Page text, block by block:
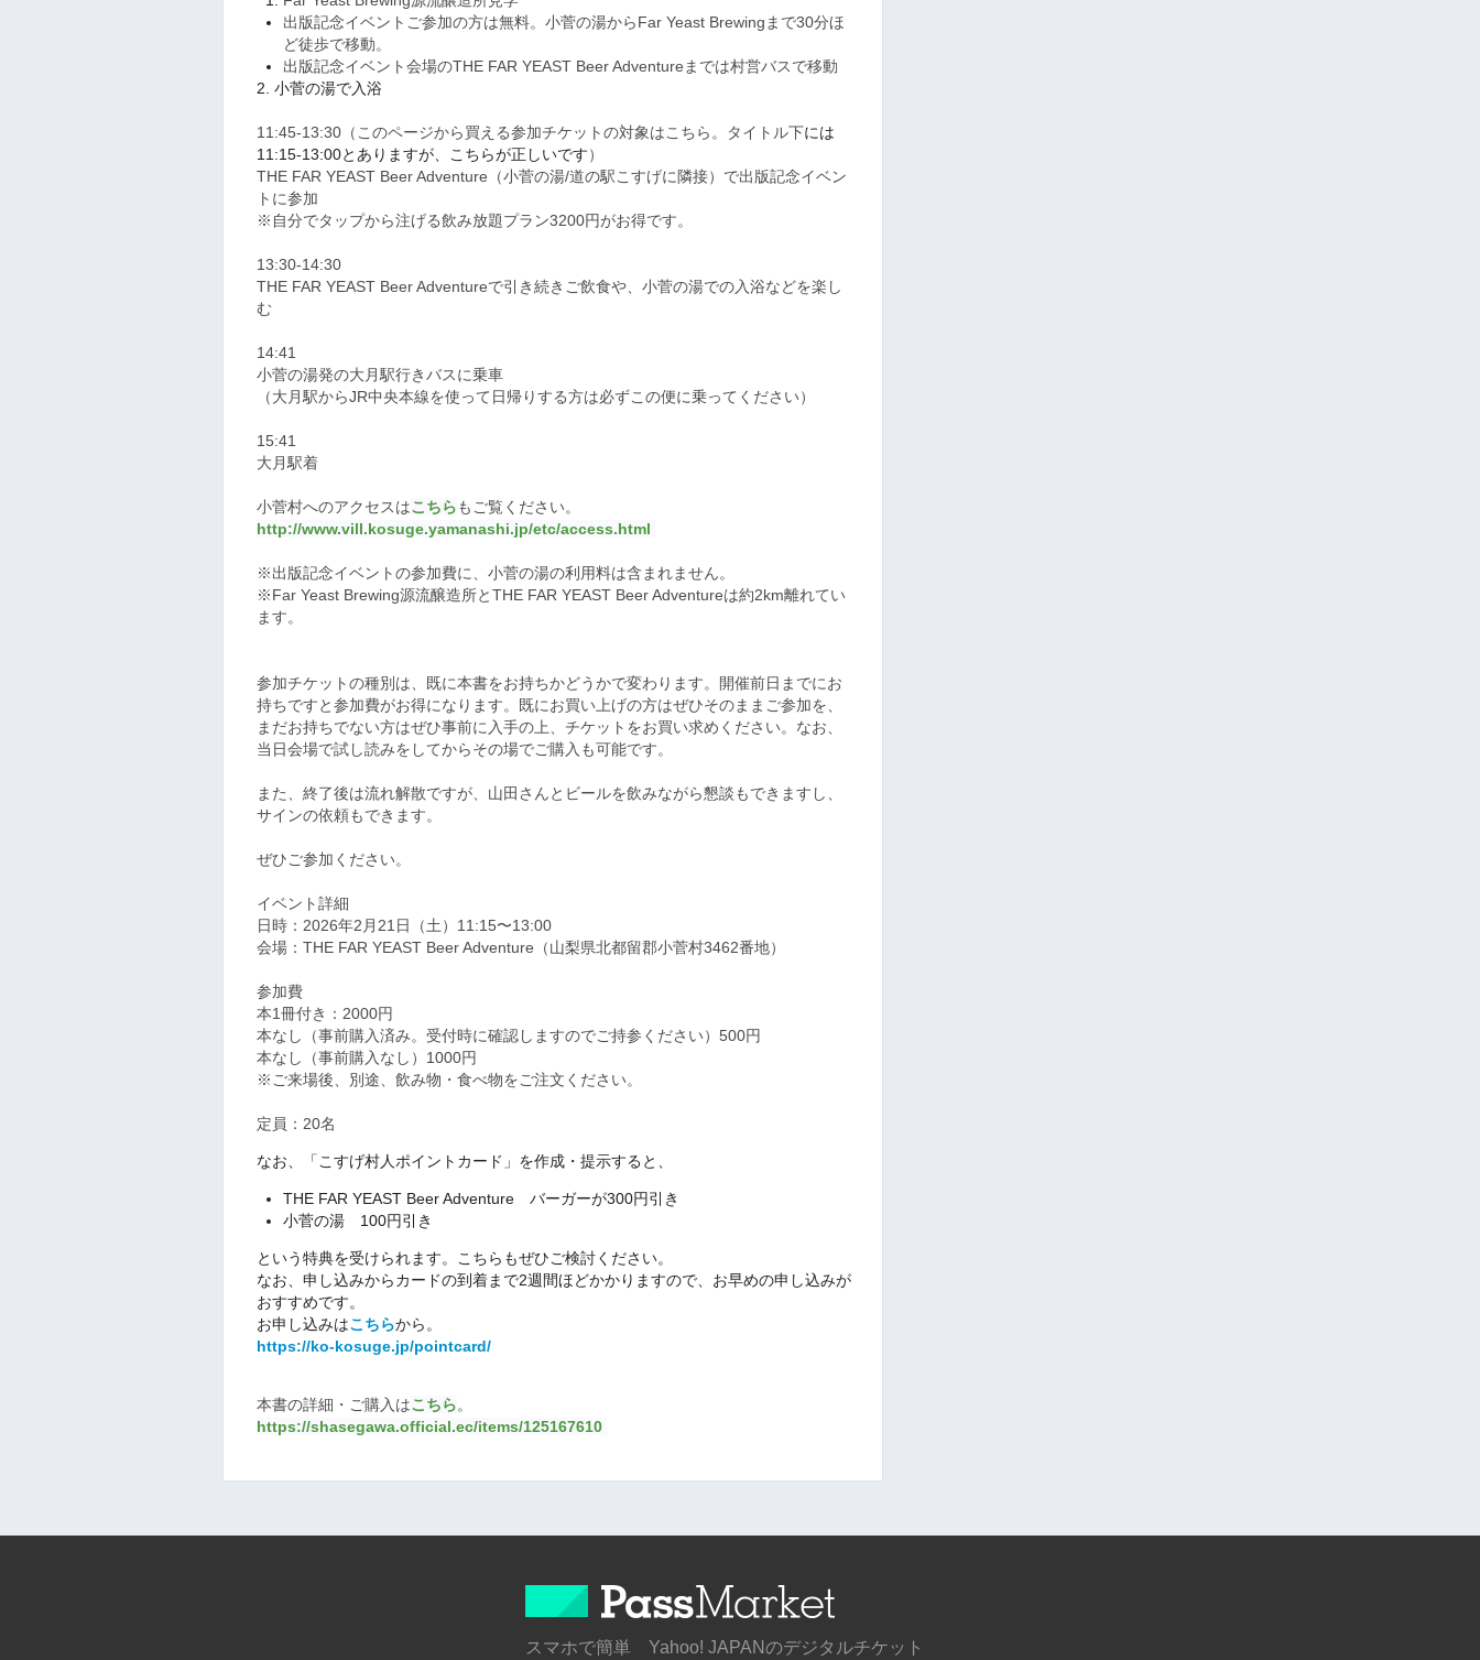
出版記念イベントご参加の方は無料。小菅の湯からFar Yeast Brewingまで30分ほ
ど徒歩で移動。
出版記念イベント会場のTHE FAR YEAST Beer Adventureまでは村営バスで移動
2. 小菅の湯で入浴
11:45-13:30（このページから買える参加チケットの対象はこちら。タイトル下には
11:15-13:00とありますが、こちらが正しいです）
THE FAR YEAST Beer Adventure（小菅の湯/道の駅こすげに隣接）で出版記念イベン
トに参加
※自分でタップから注げる飲み放題プラン3200円がお得です。
13:30-14:30
THE FAR YEAST Beer Adventureで引き続きご飲食や、小菅の湯での入浴などを楽し
む
14:41
小菅の湯発の大月駅行きバスに乗車
（大月駅からJR中央本線を使って日帰りする方は必ずこの便に乗ってください）
15:41
大月駅着
小菅村へのアクセスはこちらもご覧ください。
http://www.vill.kosuge.yamanashi.jp/etc/access.html
※出版記念イベントの参加費に、小菅の湯の利用料は含まれません。
※Far Yeast Brewing源流醸造所とTHE FAR YEAST Beer Adventureは約2km離れてい
ます。
参加チケットの種別は、既に本書をお持ちかどうかで変わります。開催前日までにお
持ちですと参加費がお得になります。既にお買い上げの方はぜひそのままご参加を、
まだお持ちでない方はぜひ事前に入手の上、チケットをお買い求めください。なお、
当日会場で試し読みをしてからその場でご購入も可能です。
また、終了後は流れ解散ですが、山田さんとビールを飲みながら懇談もできますし、
サインの依頼もできます。
ぜひご参加ください。
イベント詳細
日時：2026年2月21日（土）11:15〜13:00
会場：THE FAR YEAST Beer Adventure（山梨県北都留郡小菅村3462番地）
参加費
本1冊付き：2000円
本なし（事前購入済み。受付時に確認しますのでご持参ください）500円
本なし（事前購入なし）1000円
※ご来場後、別途、飲み物・食べ物をご注文ください。
定員：20名
なお、「こすげ村人ポイントカード」を作成・提示すると、
THE FAR YEAST Beer Adventure バーガーが300円引き
小菅の湯 100円引き
という特典を受けられます。こちらもぜひご検討ください。
なお、申し込みからカードの到着まで2週間ほどかかりますので、お早めの申し込みが
おすすめです。
お申し込みはこちらから。
https://ko-kosuge.jp/pointcard/
本書の詳細・ご購入はこちら。
https://shasegawa.official.ec/items/125167610
スマホで簡単 Yahoo! JAPANのデジタルチケット